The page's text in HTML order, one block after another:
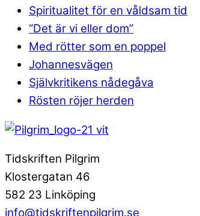
Spiritualitet för en våldsam tid
“Det är vi eller dom”
Med rötter som en poppel
Johannesvägen
Självkritikens nådegåva
Rösten röjer herden
Tidskriften Pilgrim
Klostergatan 46
582 23 Linköping
info@tidskriftenpilgrim.se